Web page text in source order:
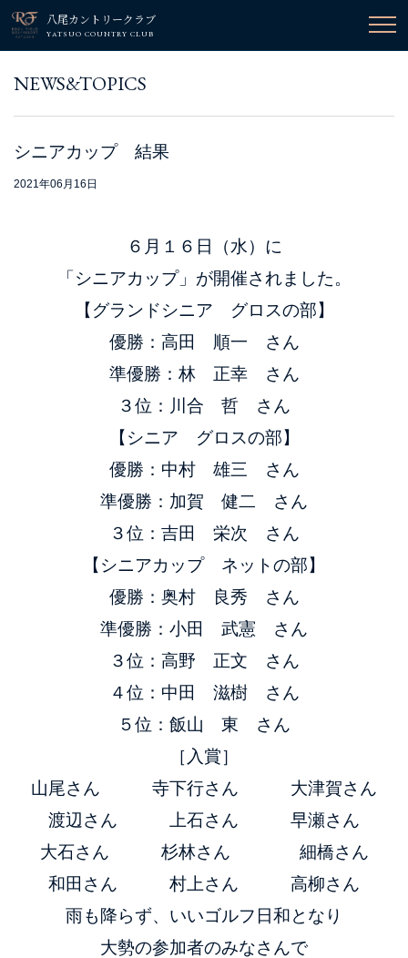
八尾カントリークラブ
YATSUO COUNTRY CLUB
NEWS&TOPICS
シニアカップ 結果
2021年06月16日
６月１６日（水）に
「シニアカップ」が開催されました。
【グランドシニア グロスの部】
優勝：高田 順一 さん
準優勝：林 正幸 さん
３位：川合 哲 さん
【シニア グロスの部】
優勝：中村 雄三 さん
準優勝：加賀 健二 さん
３位：吉田 栄次 さん
【シニアカップ ネットの部】
優勝：奥村 良秀 さん
準優勝：小田 武憲 さん
３位：高野 正文 さん
４位：中田 滋樹 さん
５位：飯山 東 さん
［入賞］
山尾さん 寺下行さん 大津賀さん
渡辺さん 上石さん 早瀬さん
大石さん 杉林さん 細橋さん
和田さん 村上さん 高柳さん
雨も降らず、いいゴルフ日和と なり
大勢の参加者のみなさんで